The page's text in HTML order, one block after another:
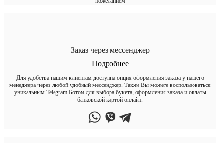
Заказ через мессенджер
Подробнее
Для удобства нашим клиентам доступна опция оформления заказа у нашего
менеджера через любой удобный мессенджер. Также Вы можете воспользоваться
уникальным Telegram Ботом для выбора букета, оформления заказа и оплаты
банковской картой онлайн.